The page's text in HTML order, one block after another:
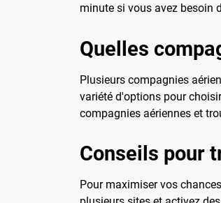
minute si vous avez besoin
Quelles
Plusieurs compagnies
variété d'options pour
compagnies aériennes et
Conseils pour
Pour maximiser vos